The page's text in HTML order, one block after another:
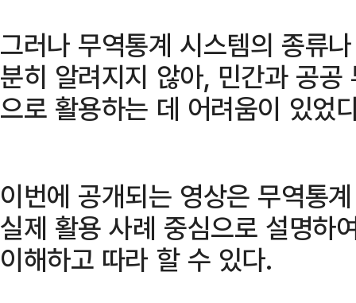
그러나 무역통계 시스템의 종류
분히 알려지지 않아, 민간과 공
으로 활용하는 데 어려움이 있었
이번에 공개되는 영상은 무역통
실제 활용 사례 중심으로 설명하
이해하고 따라 할 수 있다.